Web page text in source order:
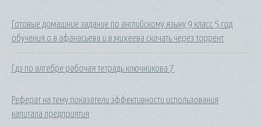
Готовые домашние задание по английскому языку 9 класс 5 год
обучения о.в.афанасьева и.в.михеева скачать через торрент
Гдз по алгебре рабочая тетрадь ключникова 7
Реферат на тему показатели эффективности использования
капитала предприятия